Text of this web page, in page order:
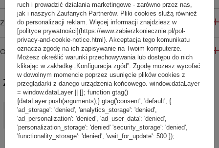
ZADAJ PYTANIE
OPINIE
ZABIERZ JESZCZE :)
PROMOCJA
Kubek termiczny z grawerem Contigo Byron 470ml - Gunmetal
99,99 zł / szt.
Najniższa cena produktu w okresie 30 dni przed
ruch i prowadzić działania marketingowe - zarówno przez nas,
jak i naszych Zaufanych Partnerów. Pliki cookies służą również
do personalizacji reklam. Więcej informacji znajdziesz w
[polityce prywatności](https://www.zabierzkoniecznie.pl/pol-
privacy-and-cookie-notice.html). Akceptacja tego komunikatu
oznacza zgodę na ich zapisywanie na Twoim komputerze.
Możesz określić warunki przechowywania lub dostępu do nich
klikając w zakładkę „Konfiguracja zgód”. Zgodę możesz wycofać
w dowolnym momencie poprzez usunięcie plików cookies z
przeglądarki z danego urządzenia końcowego. window.dataLayer
= window.dataLayer || []; function gtag()
{dataLayer.push(arguments);} gtag('consent', 'default', {
'ad_storage': 'denied', 'analytics_storage': 'denied',
'ad_personalization': 'denied', 'ad_user_data': 'denied',
'personalization_storage': 'denied' 'security_storage': 'denied',
'functionality_storage': 'denied', 'wait_for_update': 500 });